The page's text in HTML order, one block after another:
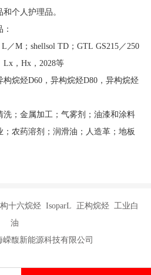
个人护理品。
／M；shellsol TD；GTL GS215／250
Lx，Hx，2028等
烃D60，异构烷烃D80，异构烷烃
洗；金属加工；气雾剂；油漆和涂料
农药溶剂；润滑油；人造革；地板
十六烷烃 IsoparL 正构烷烃 工业白
油
嵘馥新能源科技有限公司